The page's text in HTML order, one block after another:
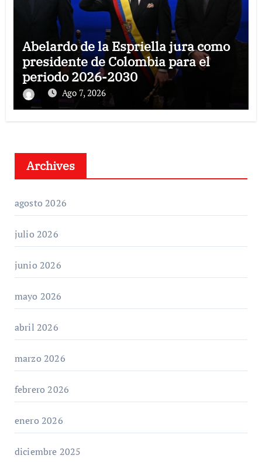
Abelardo de la Espriella jura como
presidente de Colombia para el
periodo 2026-2030
Ago 7, 2026
Archives
agosto 2026
julio 2026
junio 2026
mayo 2026
abril 2026
marzo 2026
febrero 2026
enero 2026
diciembre 2025